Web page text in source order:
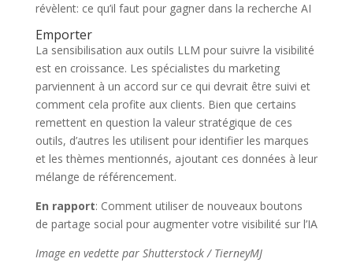
révèlent: ce qu’il faut pour gagner dans la recherche AI
Emporter
La sensibilisation aux outils LLM pour suivre la visibilité
est en croissance. Les spécialistes du marketing
parviennent à un accord sur ce qui devrait être suivi et
comment cela profite aux clients. Bien que certains
remettent en question la valeur stratégique de ces
outils, d’autres les utilisent pour identifier les marques
et les thèmes mentionnés, ajoutant ces données à leur
mélange de référencement.
En rapport: Comment utiliser de nouveaux boutons
de partage social pour augmenter votre visibilité sur l’IA
Image en vedette par Shutterstock / TierneyMJ